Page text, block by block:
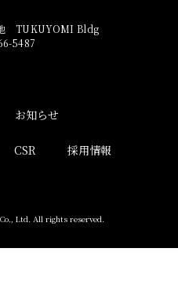
地 TUKUYOMI Bldg
5487
お知らせ
CSR 採用情報
Ltd. All rights reserved.